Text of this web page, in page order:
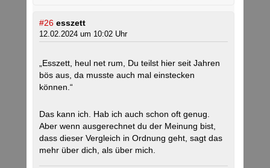
#26 esszett
12.02.2024 um 10:02 Uhr
„Esszett, heul net rum, Du teilst hier seit Jahren
bös aus, da musste auch mal einstecken
können.“
Das kann ich. Hab ich auch schon oft genug.
Aber wenn ausgerechnet du der Meinung bist,
dass dieser Vergleich in Ordnung geht, sagt das
mehr über dich, als über mich.